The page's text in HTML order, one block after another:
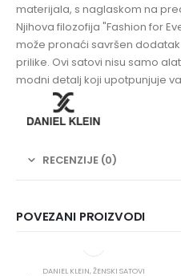
materijala, s naglaskom na
Njihova filozofija "Fashion for
može pronaći savršen
prilike. Ovi satovi nisu samo
modni detalj koji upotpunjuje
RECENZIJE (0)
POVEZANI PROIZVODI
DANIEL KLEIN,ŽENSKI SATOVI